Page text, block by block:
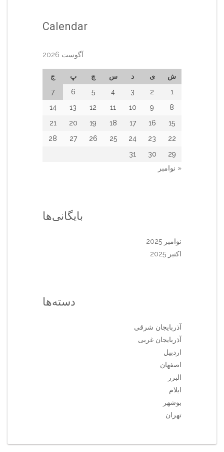
Calendar
آگوست 2026
ش ی د س چ پ
ج
1
2
3
4
5
6
7
8
9
10
11
12
13
14
15
16
17
18
19
20
21
22
23
24
25
26
27
28
29
30
31
« نوامبر
بایگانی‌ها
نوامبر 2025
اکتبر 2025
دسته‌ها
آذربایجان شرقی
آذربایجان غربی
اردبیل
اصفهان
البرز
ایلام
بوشهر
تهران